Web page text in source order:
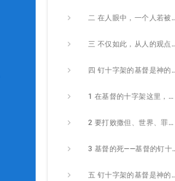
二 在人眼中，一个人若被钉十字架，他会被认为是无能的，因为一
三 不仅如此，从人的观点来看，一个智慧的人会想办法
四 钉十字架的基督
1 在基督的十字架这里，我们看见神的能力。
2 要打败撒但、世界、罪、堕落的人、肉体、天然的生命、旧造和规条，都需要神的能力。
3 基督的死——基督的
五 钉十字架的基